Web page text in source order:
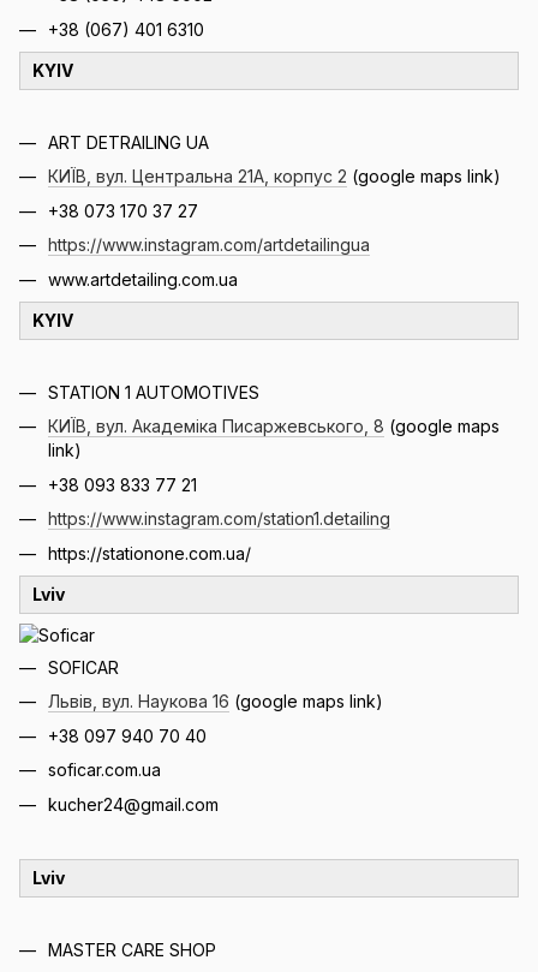
+38 (067) 401 6310
KYIV
ART DETRAILING UA
КИЇВ, вул. Центральна 21А, корпус 2 (google maps link)
+38 073 170 37 27
https://www.instagram.com/artdetailingua
www.artdetailing.com.ua
KYIV
STATION 1 AUTOMOTIVES
КИЇВ, вул. Академіка Писаржевського, 8 (google maps
link)
+38 093 833 77 21
https://www.instagram.com/station1.detailing
https://stationone.com.ua/
Lviv
SOFICAR
Львів, вул. Наукова 16 (google maps link)
+38 097 940 70 40
soficar.com.ua
kucher24@gmail.com
Lviv
MASTER CARE SHOP